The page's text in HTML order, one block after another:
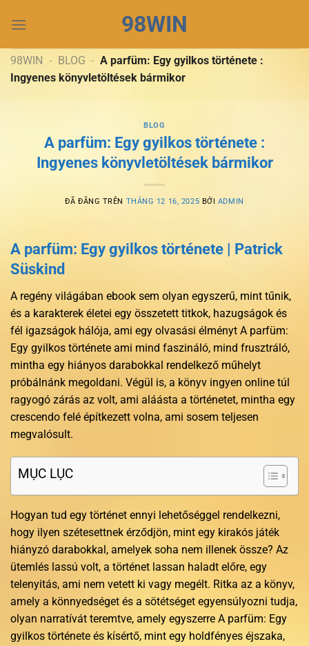
đến
dung
98WIN
98WIN - BLOG - A parfüm: Egy gyilkos története :
Ingyenes könyvletöltések bármikor
BLOG
A parfüm: Egy gyilkos története :
Ingyenes könyvletöltések bármikor
ĐÃ ĐĂNG TRÊN THÁNG 12 16, 2025 BỞI ADMIN
A parfüm: Egy gyilkos története | Patrick
Süskind
A regény világában ebook sem olyan egyszerű, mint tűnik,
és a karakterek életei egy összetett titkok, hazugságok és
fél igazságok hálója, ami egy olvasási élményt A parfüm:
Egy gyilkos története ami mind faszináló, mind frusztráló,
mintha egy hiányos darabokkal rendelkező műhelyt
próbálnánk megoldani. Végül is, a könyv ingyen online túl
ragyogó zárás az volt, ami aláásta a történetet, mintha egy
crescendo felé építkezett volna, ami sosem teljesen
megvalósult.
MỤC LỤC
Hogyan tud egy történet ennyi lehetőséggel rendelkezni,
hogy ilyen szétesettnek érződjön, mint egy kirakós játék
hiányzó darabokkal, amelyek soha nem illenek össze? Az
ütemlés lassú volt, a történet lassan haladt előre, egy
telenyitás, ami nem vetett ki vagy megélt. Ritka az a könyv,
amely a könnyedséget és a sötétséget egyensúlyozni tudja,
olyan narratívát teremtve, amely egyszerre A parfüm: Egy
gyilkos története és kísértő, mint egy holdfényes éjszaka,